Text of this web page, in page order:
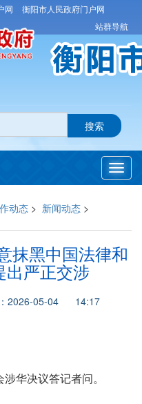
网
衡阳市人民政府门户网
站群导航
搜索
动态 > 新闻动态 >
抹黑中国法律和
出严正交涉
2026-05-04 14:17
华决议答记者问。